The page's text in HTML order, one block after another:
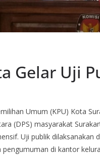
Gelar Uji
Umum (KPU) Kota
(DPS) masyarakat
Uji publik dilaksanakan
di kantor